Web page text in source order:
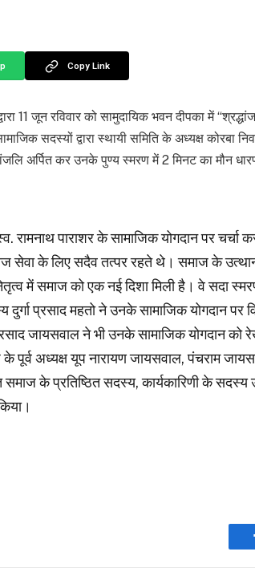
Copy Link
11 जून रविवार को सामुदायिक भवन दीपका में
सदस्यों द्वारा स्थायी समिति के अध्यक्ष कोरबा
अर्पित कर उनके पुण्य स्मरण में 2 मिनट का मौन
रामनाथ पाराशर के सामाजिक योगदान पर चर्चा
सेवा के लिए सदैव तत्पर रहते थे। समाज के
में समाज को एक नई दिशा मिली है। वे सदा
प्रसाद महतो ने उनके सामाजिक योगदान पर
जायसवाल ने भी उनके सामाजिक योगदान को
पूर्व अध्यक्ष यूप नारायण जायसवाल, पंचराम
के प्रतिष्ठित सदस्य, कार्यकारिणी के सदस्य